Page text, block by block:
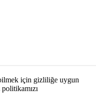
için gizliliğe uygun